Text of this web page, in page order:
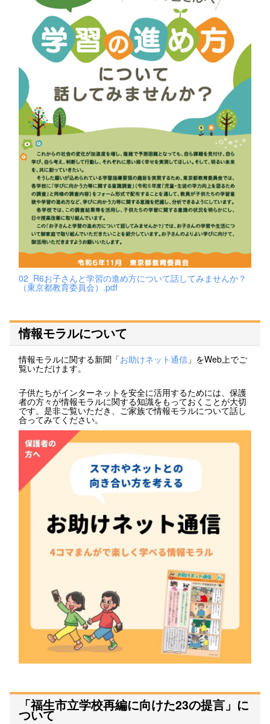
02_R6お子さんと学習の進め方について話してみませんか？
（東京都教育委員会）.pdf
情報モラルについて
情報モラルに関する新聞「お助けネット通信 」をWeb上でご
覧いただけます。
子供たちがインターネットを安全に活用するためには、保護
者の方々が情報モラルに関する知識をもっておくことが大切
です。是非ご覧いただき、ご家族で情報モラルについて話し
合ってみてください。
「福生市立学校再編に向けた23の提言」に
ついて